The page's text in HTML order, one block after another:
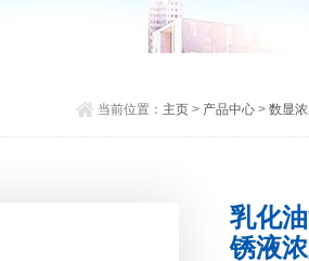
当前位置： 主页> 产品中心> 数显
乳化
锈液